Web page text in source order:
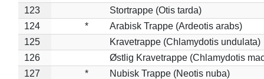
123
Stortrappe (Otis tarda)
124
*
Arabisk Trappe (Ardeotis arabs)
125
Kravetrappe (Chlamydotis undulata)
126
Østlig Kravetrappe (Chlamydotis
127
*
Nubisk Trappe (Neotis nuba)